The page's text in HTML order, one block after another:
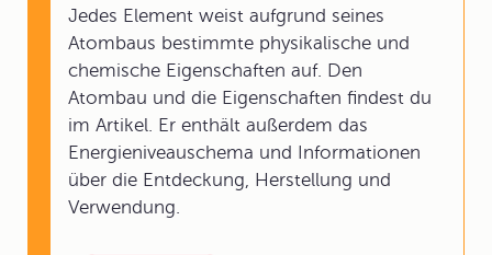
Jedes Element weist aufgrund seines
Atombaus bestimmte physikalische und
chemische Eigenschaften auf. Den
Atombau und die Eigenschaften findest du
im Artikel. Er enthält außerdem das
Energieniveauschema und Informationen
über die Entdeckung, Herstellung und
Verwendung.